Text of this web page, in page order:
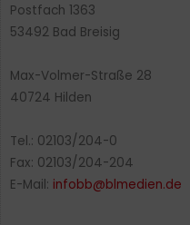
Postfach 1363
53492 Bad Breisig
Max-Volmer-Straße 28
40724 Hilden
Tel.: 02103/204-0
Fax: 02103/204-204
E-Mail: infobb@blmedien.de